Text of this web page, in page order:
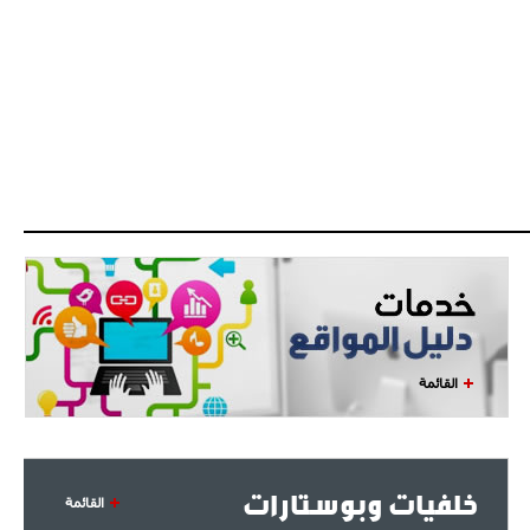
18:30
- 2021/07/25
لوكاتيلي يؤكد نيته في الانتقال إلى
جوفنتوس عبر تويتر!
18:10
- 2021/07/25
أنشيلوتي يصر على جلب كيليني
وقدوم الإيطالي يقترب
القائمة
خلفيات وبوستارات القائمة